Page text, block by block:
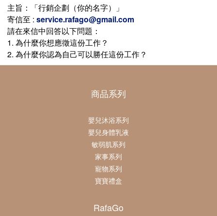
主旨：「行銷企劃（你的名字）」
寄信至 : service.rafago@gmail.com
請在來信中回答以下問題：
1. 為什麼你想應徵這份工作？
2. 為什麼你認為自己可以勝任這份工作？
商品系列
嬰兒沐浴系列
嬰兒身體乳液
敏弱肌系列
家事系列
寵物系列
寶寶禮盒
RafaGo